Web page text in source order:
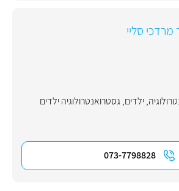
מרדכי סליי
,ילדים, גסטרואנטרולוגיה ילדים
073-7798828